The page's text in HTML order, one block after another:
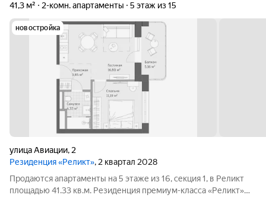
41,3 м²
2-комн. апартаменты 5 этаж из 15
новостройка
улица Авиации, 2
Резиденция «Реликт», 2 квартал 2028
Продаются апартаменты на 5 этаже из 16, секция 1, в Реликт
площадью 41.33 кв.м. Резиденция премиум-класса «Реликт»